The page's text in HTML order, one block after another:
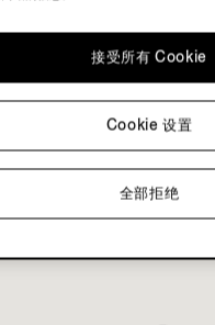
预约到店
探索 Su Misura
预订您的 Vellus
全部拒绝
接受所有 Cookie
Cookie 设置